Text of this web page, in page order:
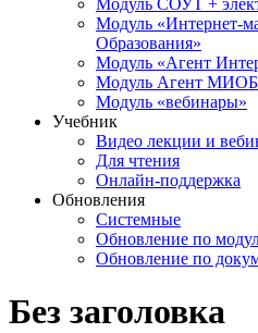
Модуль СОУТ +
Модуль «Интернет-
Образования»
Модуль «Агент
Модуль Агент
Модуль «вебинары»
Учебник
Видео лекции и
Для чтения
Онлайн-поддержка
Обновления
Системные
Обновление по
Обновление по
Без заголовка